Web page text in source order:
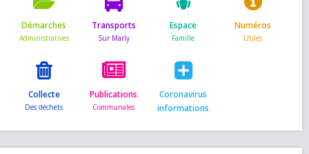
Démarches Transports Espace Numéros
Collecte Publications
Coronavirus
informations